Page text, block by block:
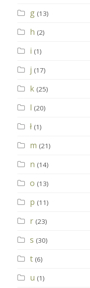
g (13)
h (2)
i (1)
j (17)
k (25)
l (20)
ł (1)
m (21)
n (14)
o (13)
p (11)
r (23)
s (30)
t (6)
u (1)